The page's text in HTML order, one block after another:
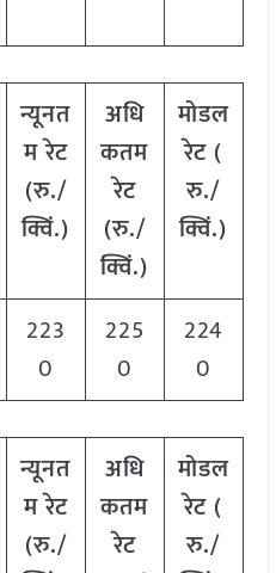
न्यूनत
म रेट
(रु./
क्विं.)
अधि
कतम
रेट
(रु./
क्विं.)
मोडल
रेट (
रु./
क्विं.)
223
0
225
0
224
0
न्यूनत
म रेट
(रु./
अधि
कतम
रेट
मोडल
रेट (
रु./